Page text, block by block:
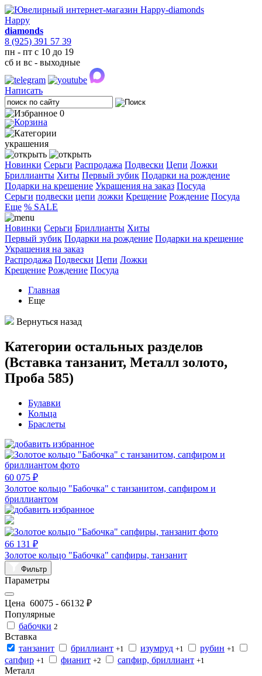
Happy
diamonds
8 (925) 391 57 39
пн - пт с 10 до 19
сб и вс - выходные
Написать
0
украшения
Новинки Серьги Распродажа Подвески Цепи Ложки
Бриллианты Хиты Первый зубик Подарки на рождение
Подарки на крещение Украшения на заказ Посуда
Cерьги подвески цепи ложки Крещение Рождение Посуда
Еще % SALE
Новинки Серьги Бриллианты Хиты
Первый зубик Подарки на рождение Подарки на крещение
Украшения на заказ
Распродажа Подвески Цепи Ложки
Крещение Рождение Посуда
Главная
Еще
Вернуться назад
Категории остальных разделов
(Вставка танзанит, Металл золото,
Проба 585)
Булавки
Кольца
Браслеты
60 075 ₽
Золотое кольцо "Бабочка" с танзанитом, сапфиром и
бриллиантом
66 131 ₽
Золотое кольцо "Бабочка" сапфиры, танзанит
Фильтр
Параметры
Цена 60075 - 66132 ₽
Популярные
бабочки 2
Вставка
танзанит
бриллиант +1 изумруд +1 рубин +1
сапфир +1 фианит +2 сапфир, бриллиант +1
Металл